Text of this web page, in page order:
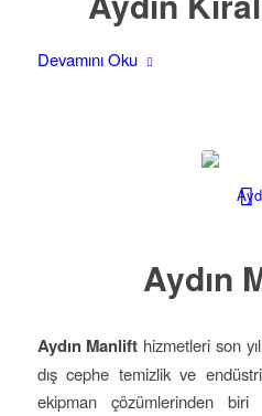
Devamını Oku
Aydın
Aydın Manlift hizmetleri son
dış cephe temizlik ve
ekipman çözümlerinden